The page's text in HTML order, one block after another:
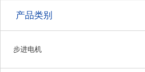
产品类别
步进电机